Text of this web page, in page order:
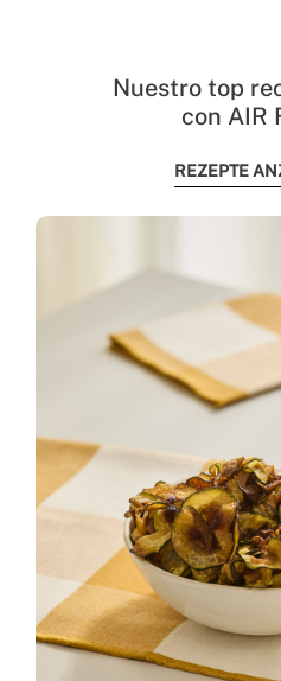
Nuestro top
con AIR
REZEPTE